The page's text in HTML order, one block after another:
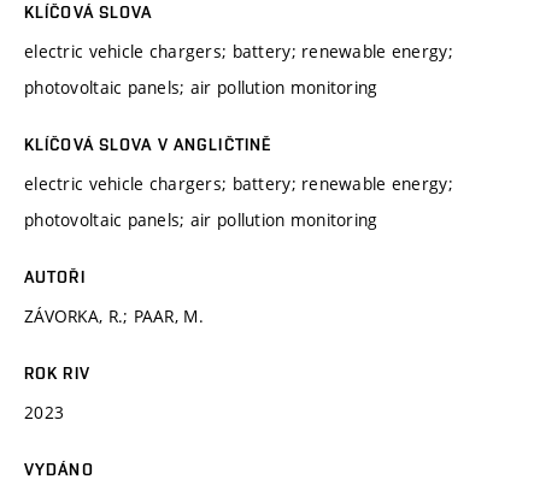
KLÍČOVÁ SLOVA
electric vehicle chargers; battery; renewable energy;
photovoltaic panels; air pollution monitoring
KLÍČOVÁ SLOVA V ANGLIČTINĚ
electric vehicle chargers; battery; renewable energy;
photovoltaic panels; air pollution monitoring
AUTOŘI
ZÁVORKA, R.; PAAR, M.
ROK RIV
2023
VYDÁNO